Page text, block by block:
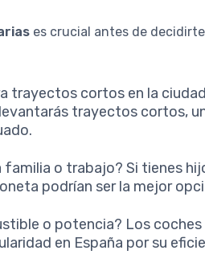
es crucial antes de
trayectos cortos en la
trayectos cortos,
o trabajo? Si tienes
podrían ser la mejor
o potencia? Los
en España por su